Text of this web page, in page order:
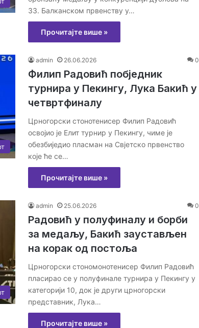
33. Балканском првенству у…
Прочитајте више »
admin 26.06.2026 0
Филип Радовић побједник
турнира у Пекингу, Лука Бакић у
четвртфиналу
Црногорски стонотенисер Филип Радовић
освојио је Елит турнир у Пекингу, чиме је
обезбиједио пласман на Свјетско првенство
које ће се…
Прочитајте више »
admin 25.06.2026 0
Радовић у полуфиналу и борби
за медаљу, Бакић заустављен
на корак од постоља
Црногорски стономонотенисер Филип Радовић
пласирао се у полуфинале турнира у Пекингу у
категорији 10, док је други црногорски
представник, Лука…
Прочитајте више »